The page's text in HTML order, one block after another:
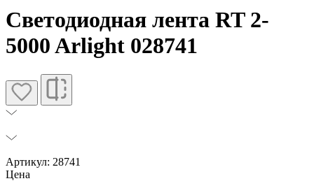
Светодиодная лента RT 2-
5000 Arlight 028741
Артикул: 28741
Цена